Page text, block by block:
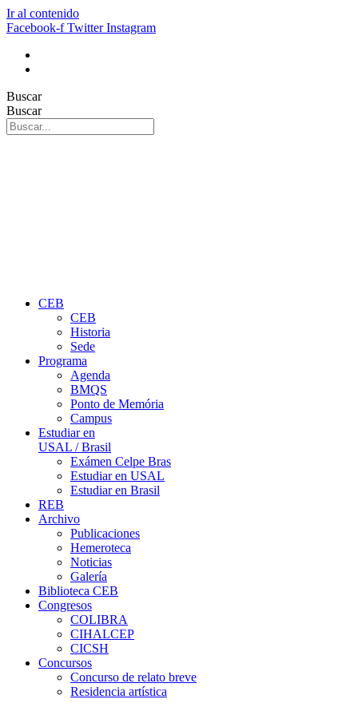
Ir al contenido
Facebook-f Twitter Instagram
Buscar
Buscar
CEB
CEB
Historia
Sede
Programa
Agenda
BMQS
Ponto de Memória
Campus
Estudiar en
USAL / Brasil
Exámen Celpe Bras
Estudiar en USAL
Estudiar en Brasil
REB
Archivo
Publicaciones
Hemeroteca
Noticias
Galería
Biblioteca CEB
Congresos
COLIBRA
CIHALCEP
CICSH
Concursos
Concurso de relato breve
Residencia artística